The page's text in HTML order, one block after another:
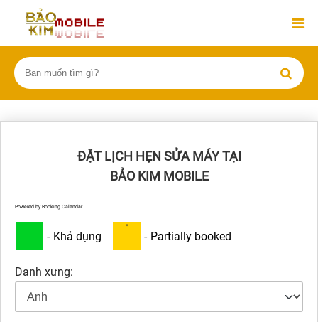
ĐẶT LỊCH HẸN SỬA MÁY TẠI
BẢO KIM MOBILE
Powered by Booking Calendar
- Khả dụng
·
- Partially booked
Danh xưng: